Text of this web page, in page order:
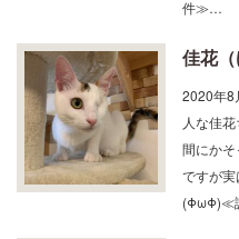
件≫…
佳花
2020年8
人な佳
間にか
ですが
(ΦωΦ)≪